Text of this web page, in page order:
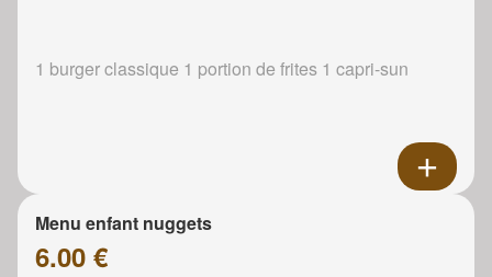
1 burger classique 1 portion de frites 1 capri-sun
Menu enfant nuggets
6.00 €